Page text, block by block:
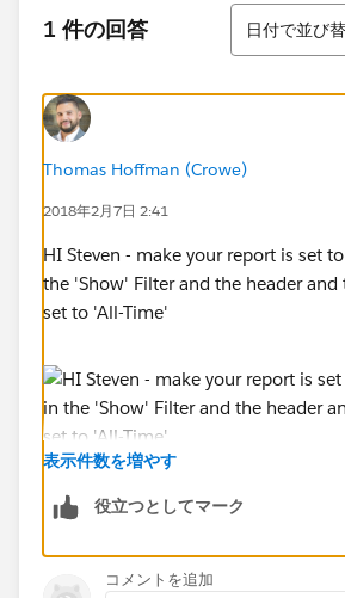
1 件の回答
並び替え
日付で並び
Thomas Hoffman (Crowe)
2018年2月7日 2:41
HI Steven - make your report is set
the 'Show' Filter and the header and
set to 'All-Time'
表示件数を増やす
役立つとしてマーク
コメントを追加